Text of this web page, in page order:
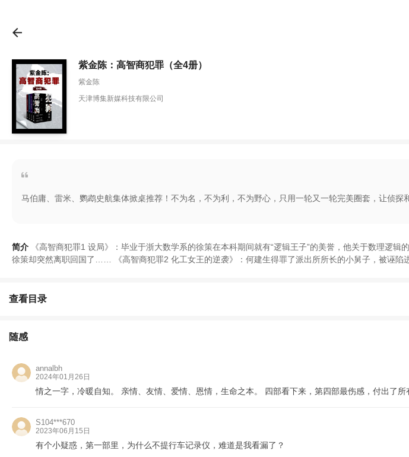
紫金陈：高智商犯罪（全4册）
紫金陈
天津博集新媒科技有限公司
马伯庸、雷米、鹦鹉史航集体掀桌推荐！不为名，不为利，不为野心，只用一轮又一轮完美圈套，让侦探
《高智商犯罪1 设局》 ： 毕业于浙大数学系的徐策在本科期间就有“逻辑王子”的美誉 ， 他关于数理逻辑
徐策却突然离职回国了
《高智商犯罪2 化工女王的逆袭》 ： 何建生得罪了派出所所长的小舅子 ， 被诬陷
简介
查看目录
随感
annalbh
2024年01月26日
情之一字，冷暖自知。 亲情、友情、爱情、恩情，生命之本。 四部看下来，第四部最伤感，付出了所
S104***670
2023年06月15日
有个小疑惑，第一部里，为什么不提行车记录仪，难道是我看漏了？